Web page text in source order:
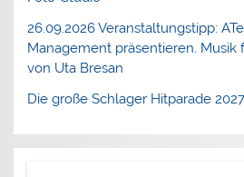
26.09.2026 Veranstaltungstipp:
Management präsentieren. Musik
von Uta Bresan
Die große Schlager Hitparade 2027